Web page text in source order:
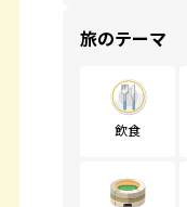
旅のテーマ
飲食